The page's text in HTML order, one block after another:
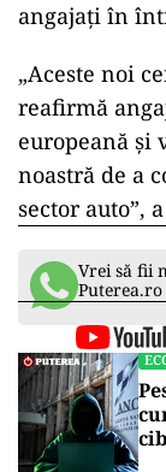
angajați în
„Aceste noi
reafirmă
europeană și
noastră de a
sector auto”,
Vrei să fii